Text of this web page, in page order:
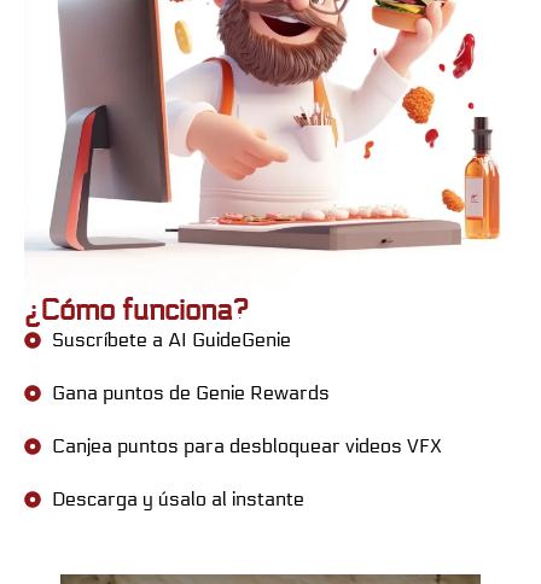
¿Cómo funciona?
Suscríbete a AI GuideGenie
Gana puntos de Genie Rewards
Canjea puntos para desbloquear videos VFX
Descarga y úsalo al instante